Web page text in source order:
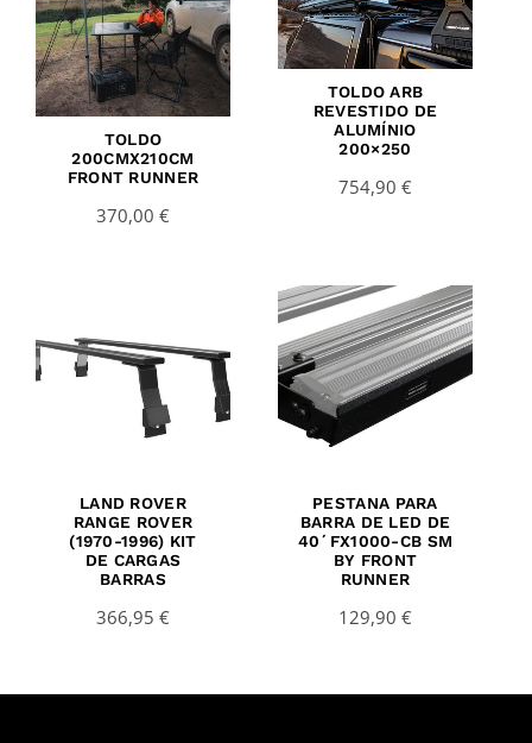
TOLDO
200CMX210CM
FRONT RUNNER
370,00 €
TOLDO ARB
REVESTIDO DE
ALUMÍNIO
200×250
754,90 €
LAND ROVER
RANGE ROVER
(1970-1996) KIT
DE CARGAS
BARRAS
366,95 €
PESTANA PARA
BARRA DE LED DE
40´FX1000-CB SM
BY FRONT
RUNNER
129,90 €